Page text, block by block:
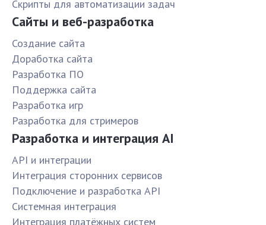
Скрипты для автоматизации задач
Сайты и веб-разработка
Создание сайта
Доработка сайта
Разработка ПО
Поддержка сайта
Разработка игр
Разработка для стримеров
Разработка и интеграция AI
API и интеграции
Интеграция сторонних сервисов
Подключение и разработка API
Системная интеграция
Интеграция платёжных систем